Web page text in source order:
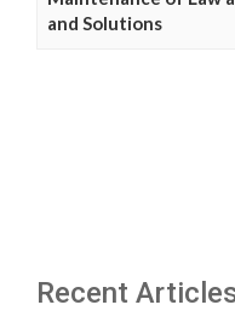
and Solutions
Recent